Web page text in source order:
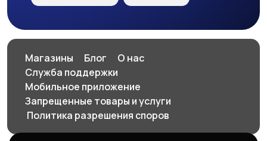
Магазины Блог
О нас
Служба поддержки
Мобильное приложение
Запрещенные товары и услуги
️ Политика разрешения споров